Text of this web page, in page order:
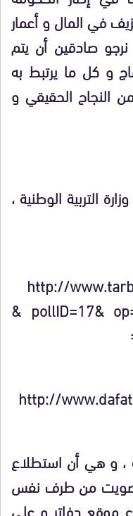
في المال و أعمار
نرجو صادقين أن يتم
و كل ما يرتبط به
النجاح الحقيقي و
التربية الوطنية ،
http://
&
pollID=17
&
http://
، و هي أن استطلاع
من طرف نفس
موقع دفاتر و على